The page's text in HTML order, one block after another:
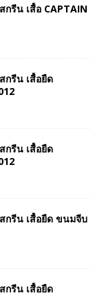
กรีน เสื้อ CAPTAIN
กรีน เสื้อยืด
กรีน เสื้อยืด
กรีน เสื้อยืด ขนมจีบ
กรีน เสื้อยืด